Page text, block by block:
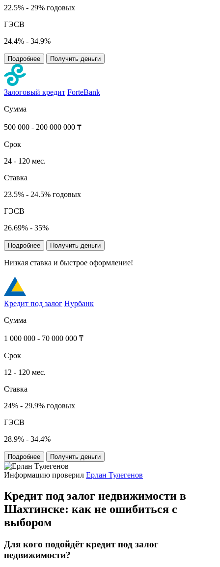
22.5% - 29% годовых
ГЭСВ
24.4% - 34.9%
Подробнее Получить деньги
Залоговый кредит ForteBank
Сумма
500 000 - 200 000 000 ₸
Срок
24 - 120 мес.
Ставка
23.5% - 24.5% годовых
ГЭСВ
26.69% - 35%
Подробнее Получить деньги
Низкая ставка и быстрое оформление!
Кредит под залог Нурбанк
Сумма
1 000 000 - 70 000 000 ₸
Срок
12 - 120 мес.
Ставка
24% - 29.9% годовых
ГЭСВ
28.9% - 34.4%
Подробнее Получить деньги
Информацию проверил Ерлан Тулегенов
Кредит под залог недвижимости в
Шахтинске: как не ошибиться с
выбором
Для кого подойдёт кредит под залог
недвижимости?